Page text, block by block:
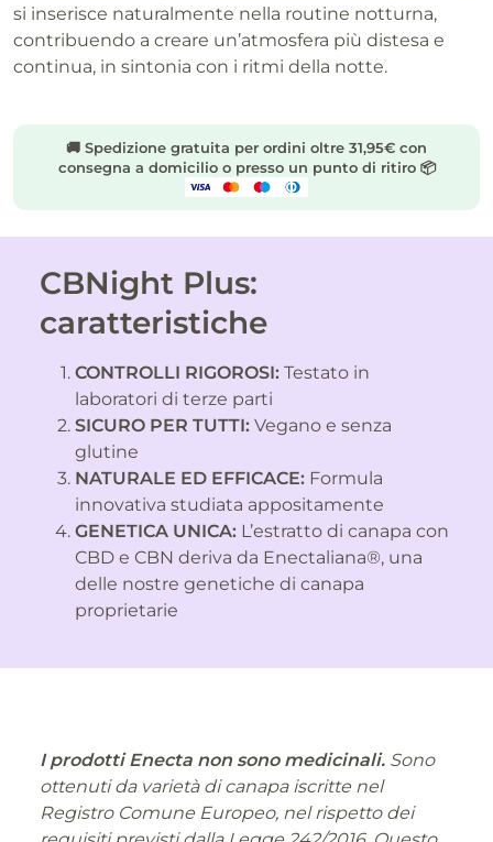
si inserisce naturalmente nella routine notturna,
contribuendo a creare un’atmosfera più distesa e
continua, in sintonia con i ritmi della notte.
🚚 Spedizione gratuita per ordini oltre 31,95€ con
consegna a domicilio o presso un punto di ritiro 📦
CBNight Plus:
caratteristiche
CONTROLLI RIGOROSI: Testato in
laboratori di terze parti
SICURO PER TUTTI: Vegano e senza
glutine
NATURALE ED EFFICACE: Formula
innovativa studiata appositamente
GENETICA UNICA: L’estratto di canapa con
CBD e CBN deriva da Enectaliana®, una
delle nostre genetiche di canapa
proprietarie
I prodotti Enecta non sono medicinali. Sono
ottenuti da varietà di canapa iscritte nel
Registro Comune Europeo, nel rispetto dei